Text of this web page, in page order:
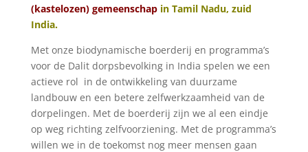
(kastelozen) gemeenschap in Tamil Nadu, zuid
India.
Met onze biodynamische boerderij en programma’s
voor de Dalit dorpsbevolking in India spelen we een
actieve rol in de ontwikkeling van duurzame
landbouw en een betere zelfwerkzaamheid van de
dorpelingen. Met de boerderij zijn we al een eindje
op weg richting zelfvoorziening. Met de programma’s
willen we in de toekomst nog meer mensen gaan